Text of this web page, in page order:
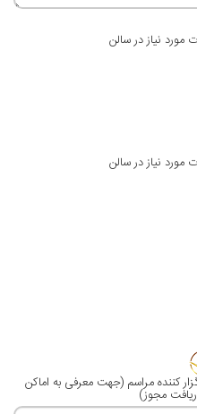
مورد نیاز در سالن
مورد نیاز در سالن
كننده مراسم (جهت معرفی به اماكن
مجوز)